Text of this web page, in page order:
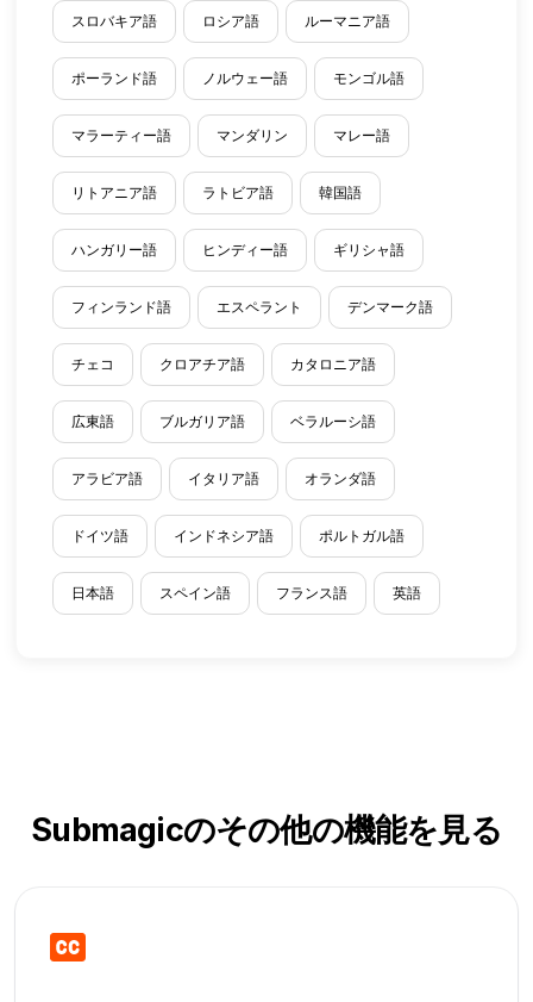
スロバキア語 ロシア語 ルーマニア語
ポーランド語 ノルウェー語 モンゴル語
マラーティー語 マンダリン マレー語
リトアニア語 ラトビア語 韓国語
ハンガリー語 ヒンディー語 ギリシャ語
フィンランド語 エスペラント デンマーク語
チェコ クロアチア語 カタロニア語
広東語 ブルガリア語 ベラルーシ語
アラビア語 イタリア語 オランダ語
ドイツ語 インドネシア語 ポルトガル語
日本語 スペイン語 フランス語 英語
Submagicのその他の機能を見る